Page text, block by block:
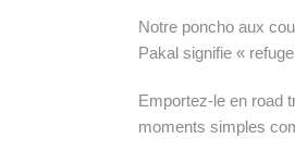
Notre poncho aux
Pakal signifie «
Emportez-le en road
moments simples